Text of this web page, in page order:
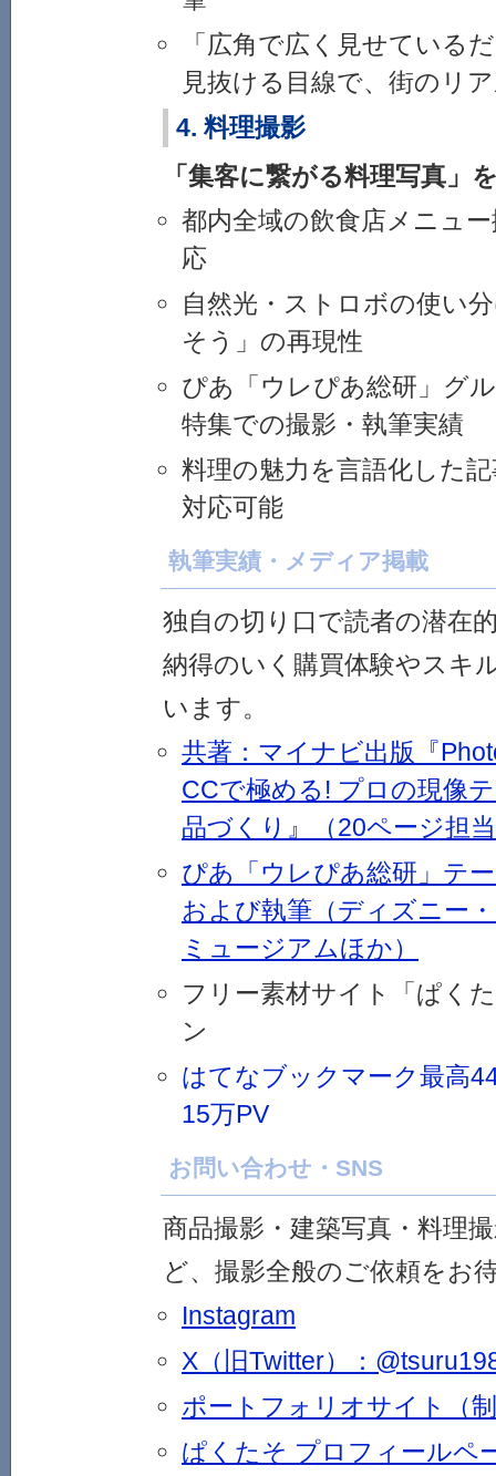
「広角で広く見せている
見抜ける目線で、街のリ
4. 料理撮影
「集客に繋がる料理写真」
都内全域の飲食店メニュ
応
自然光・ストロボの使い
そう」の再現性
ぴあ「ウレぴあ総研」グ
特集での撮影・執筆実績
料理の魅力を言語化した
対応可能
執筆実績・メディア掲載
独自の切り口で読者の潜在
納得のいく購買体験やスキ
います。
共著：マイナビ出版『
CCで極める! プロの現像
品づくり』（20ページ担
ぴあ「ウレぴあ総研」テ
および執筆（ディズニー
ミュージアムほか）
フリー素材サイト「ぱく
ン
はてなブックマーク最高
15万PV
お問い合わせ・SNS
商品撮影・建築写真・料理
ど、撮影全般のご依頼をお
Instagram
X（旧Twitter）：
ポートフォリオサイト（
ぱくたそ プロフィールペ